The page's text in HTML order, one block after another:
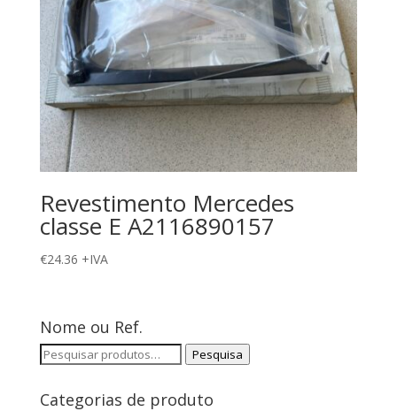
Revestimento Mercedes
classe E A2116890157
€24.36 +IVA
Nome ou Ref.
Pesquisar
Pesquisa
Categorias de produto